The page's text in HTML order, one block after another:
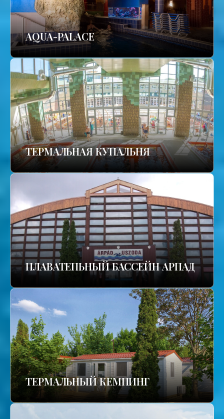
AQUA-PALACE
TЕРМАЛЬНАЯ КУПАЛЬНЯ
ПЛАВАТЕПЬНЫЙ БАССЕЙН АРПАД
ТЕРМАЛЬНЫЙ КЕМПИНГ